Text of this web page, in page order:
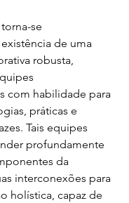
se
de uma
robusta,
com habilidade para
práticas e
Tais equipes
profundamente
da
interconexões para
holística, capaz de